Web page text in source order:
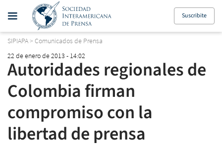
Suscribite
SIPIAPA> Comunicados de Prensa
22 de enero de 2013 - 14:02
Autoridades regionales de
Colombia firman
compromiso con la
libertad de prensa